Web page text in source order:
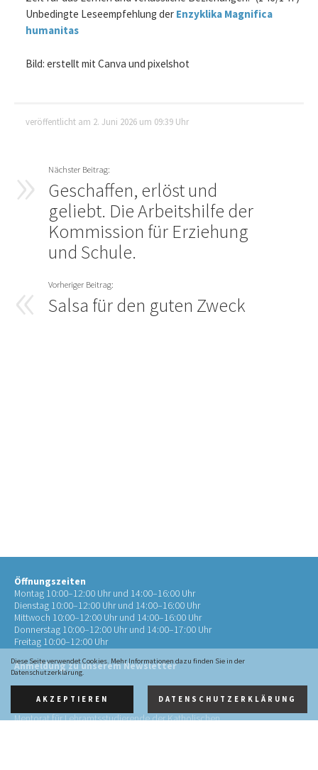
Diese Seite verwendet Cookies. Mehr Informationen dazu finden Sie in der
Datenschutzerklärung.
AKZEPTIEREN DATENSCHUTZERKLÄRUNG
Unbedingte Leseempfehlung der Enzyklika Magnifica
humanitas
Bild: erstellt mit Canva und pixelshot
veröffentlicht am 2. Juni 2026 um 09:39 Uhr
Geschaffen, erlöst und
geliebt. Die Arbeitshilfe der
Kommission für Erziehung
und Schule.
Salsa für den guten Zweck
Öffnungszeiten
Montag 10:00–12:00 Uhr und 14:00–16:00 Uhr
Dienstag 10:00–12:00 Uhr und 14:00–16:00 Uhr
Mittwoch 10:00–12:00 Uhr und 14:00–16:00 Uhr
Donnerstag 10:00–12:00 Uhr und 14:00–17:00 Uhr
Freitag 10:00–12:00 Uhr
Anmeldung zu unserem Newsletter
Mentorat für Lehramtsstudierende der Katholischen